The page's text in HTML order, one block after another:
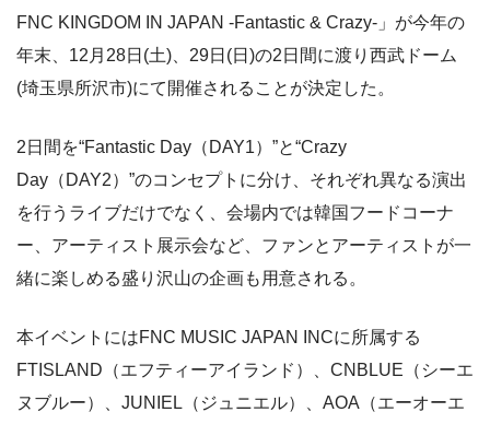
FNC KINGDOM IN JAPAN -Fantastic & Crazy-」が今年の
年末、12月28日(土)、29日(日)の2日間に渡り西武ドーム
(埼玉県所沢市)にて開催されることが決定した。
2日間を“Fantastic Day（DAY1）”と“Crazy
Day（DAY2）”のコンセプトに分け、それぞれ異なる演出
を行うライブだけでなく、会場内では韓国フードコーナ
ー、アーティスト展示会など、ファンとアーティストが一
緒に楽しめる盛り沢山の企画も用意される。
本イベントにはFNC MUSIC JAPAN INCに所属する
FTISLAND（エフティーアイランド）、CNBLUE（シーエ
ヌブルー）、JUNIEL（ジュニエル）、AOA（エーオーエ